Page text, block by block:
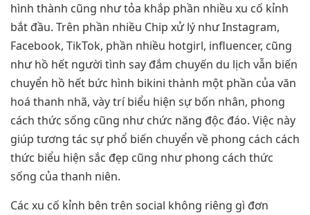
hình thành cũng như tỏa khắp phần nhiều xu cố kỉnh
bắt đầu. Trên phần nhiều Chip xử lý như Instagram,
Facebook, TikTok, phần nhiều hotgirl, influencer, cũng
như hồ hết người tình say đắm chuyến du lịch vẫn biến
chuyển hồ hết bức hình bikini thành một phần của văn
hoá thanh nhã, vày trí biểu hiện sự bốn nhân, phong
cách thức sống cũng như chức năng độc đáo. Việc này
giúp tương tác sự phổ biến chuyển về phong cách cách
thức biểu hiện sắc đẹp cũng như phong cách thức
sống của thanh niên.
Các xu cố kỉnh bên trên social không riêng gì đơn